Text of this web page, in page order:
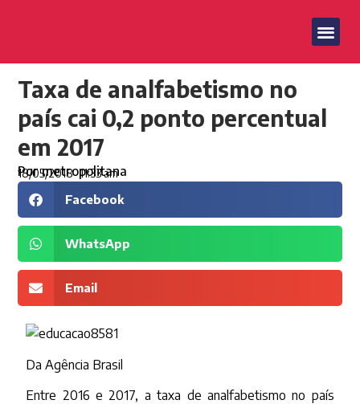
Taxa de analfabetismo no
país cai 0,2 ponto percentual
em 2017
Pormetropolitana
18/05/2018 11:33 am
Facebook
WhatsApp
Email
Da Agência Brasil
Entre 2016 e 2017, a taxa de analfabetismo no país